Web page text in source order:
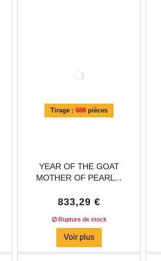
Tirage :688 pièces
YEAR OF THE GOAT
MOTHER OF PEARL...
833,29 €
Rupture de stock
Voir plus